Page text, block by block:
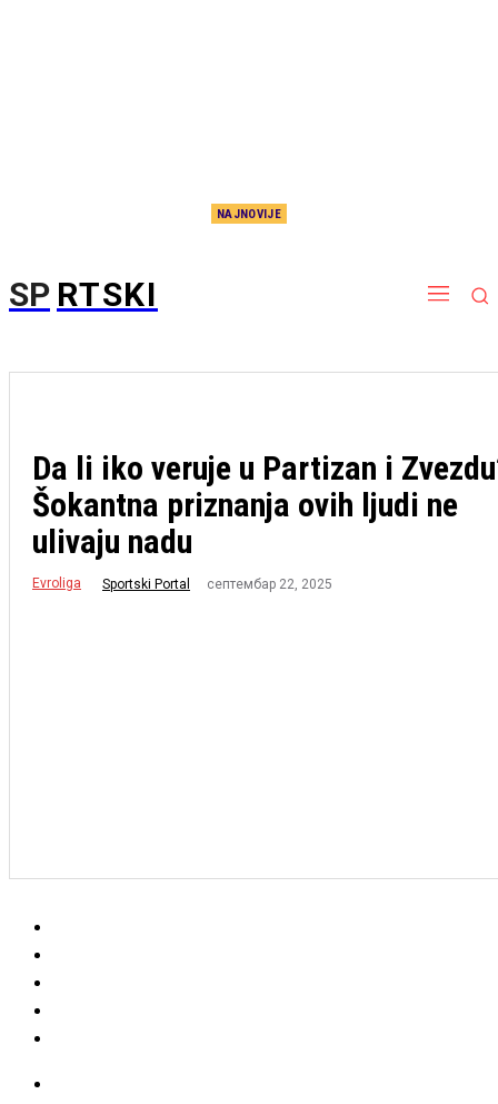
NAJNOVIJE
SP RTSKI
Da li iko veruje u Partizan i
Šokantna priznanja ovih ljudi ne
ulivaju nadu
Evroliga Sportski Portal септембар 22, 2025